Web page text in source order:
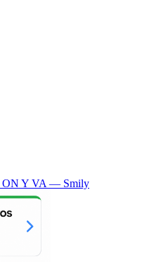
ON Y VA — Smily